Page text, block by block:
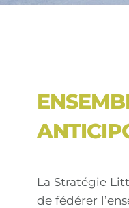
La Stratégie
de fédérer